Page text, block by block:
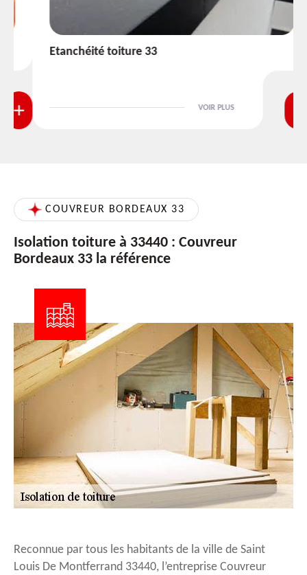
Etanchéité toiture 33
VOIR PLUS
COUVREUR BORDEAUX 33
Isolation toiture à 33440 : Couvreur
Bordeaux 33 la référence
Reconnue par tous les habitants de la ville de Saint
Louis De Montferrand 33440, l’entreprise Couvreur